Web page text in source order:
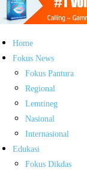
Home
Fokus News
Fokus Pantura
Regional
Lemtineg
Nasional
Internasional
Edukasi
Fokus Dikdas